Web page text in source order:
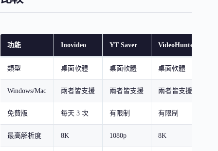
功能 Inovideo YT Saver VideoHunter
類型 桌面軟體 桌面軟體 桌面軟體
Windows/Mac 兩者皆支援 兩者皆支援 兩者皆支援
免費版 每天 3 次 有限制 有限制
最高解析度 8K 1080p 8K